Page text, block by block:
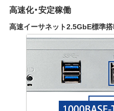
高速化・安定稼働
高速イーサネット2.5GbE標準